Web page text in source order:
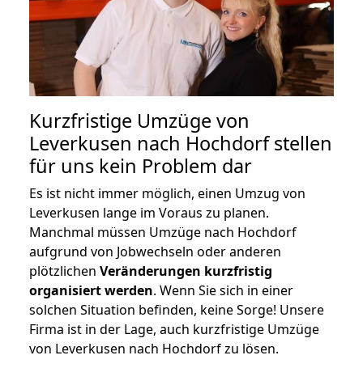
Kurzfristige Umzüge von
Leverkusen nach Hochdorf stellen
für uns kein Problem dar
Es ist nicht immer möglich, einen Umzug von
Leverkusen lange im Voraus zu planen.
Manchmal müssen Umzüge nach Hochdorf
aufgrund von Jobwechseln oder anderen
plötzlichen Veränderungen kurzfristig
organisiert werden. Wenn Sie sich in einer
solchen Situation befinden, keine Sorge! Unsere
Firma ist in der Lage, auch kurzfristige Umzüge
von Leverkusen nach Hochdorf zu lösen.